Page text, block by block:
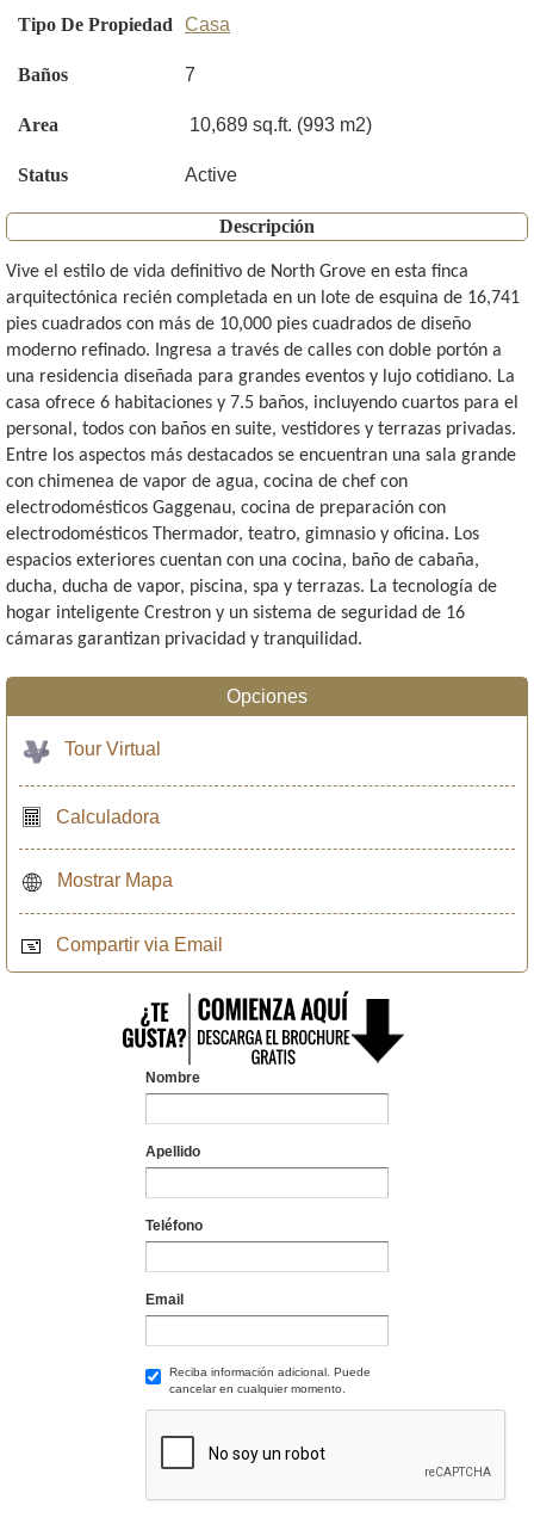
Tipo De Propiedad Casa
Baños 7
Area 10,689 sq.ft. (993 m2)
Status Active
Descripción
Vive el estilo de vida definitivo de North Grove en esta finca
arquitectónica recién completada en un lote de esquina de 16,741
pies cuadrados con más de 10,000 pies cuadrados de diseño
moderno refinado. Ingresa a través de calles con doble portón a
una residencia diseñada para grandes eventos y lujo cotidiano. La
casa ofrece 6 habitaciones y 7.5 baños, incluyendo cuartos para el
personal, todos con baños en suite, vestidores y terrazas privadas.
Entre los aspectos más destacados se encuentran una sala grande
con chimenea de vapor de agua, cocina de chef con
electrodomésticos Gaggenau, cocina de preparación con
electrodomésticos Thermador, teatro, gimnasio y oficina. Los
espacios exteriores cuentan con una cocina, baño de cabaña,
ducha, ducha de vapor, piscina, spa y terrazas. La tecnología de
hogar inteligente Crestron y un sistema de seguridad de 16
cámaras garantizan privacidad y tranquilidad.
Opciones
Tour Virtual
Calculadora
Mostrar Mapa
Compartir via Email
Nombre
Apellido
Teléfono
Email
Reciba información adicional. Puede
cancelar en cualquier momento.